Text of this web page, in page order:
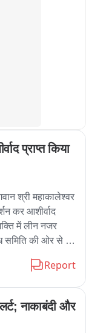
की जनता का
दिल्ली सरकार वसूल
पैसा निलंबित रहता
था
प्राप्त किया
श्री महाकालेश्वर
कर आशीर्वाद
में लीन नजर
समिति की ओर से
और स्मृति Report
नाकाबंदी और